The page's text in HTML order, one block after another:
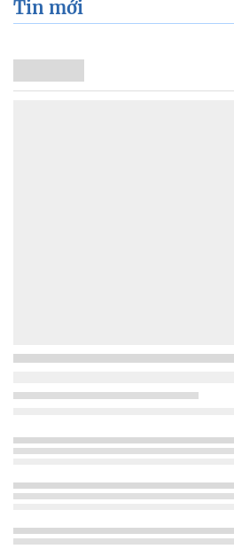
Tin mới